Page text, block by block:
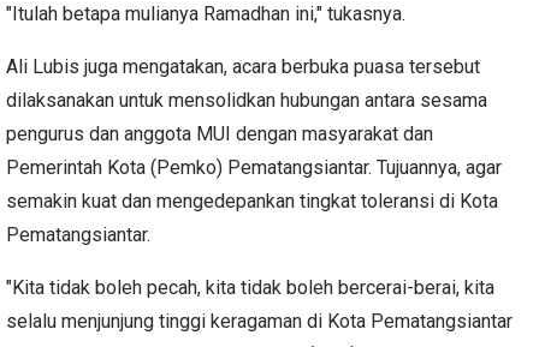
"Itulah betapa mulianya Ramadhan ini," tukasnya.
Ali Lubis juga mengatakan, acara berbuka puasa tersebut
dilaksanakan untuk mensolidkan hubungan antara sesama
pengurus dan anggota MUI dengan masyarakat dan
Pemerintah Kota (Pemko) Pematangsiantar. Tujuannya, agar
semakin kuat dan mengedepankan tingkat toleransi di Kota
Pematangsiantar.
"Kita tidak boleh pecah, kita tidak boleh bercerai-berai, kita
selalu menjunjung tinggi keragaman di Kota Pematangsiantar